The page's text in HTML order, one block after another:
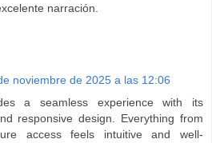
narración.
noviembre de 2025 a las 12:06
a seamless experience with its
responsive design. Everything from
access feels intuitive and well-